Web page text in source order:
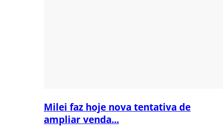
Milei faz hoje nova tentativa de
ampliar venda...